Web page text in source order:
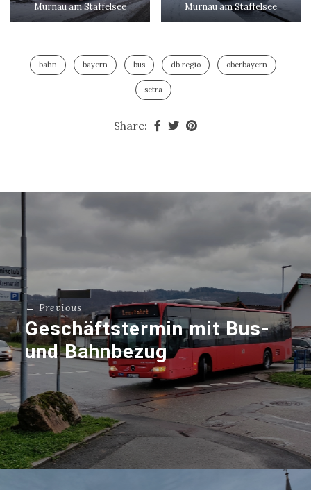
Murnau am Staffelsee Murnau am Staffelsee
bahn bayern bus db regio oberbayern
setra
Share:
← Previous
Geschäftstermin mit Bus-
und Bahnbezug